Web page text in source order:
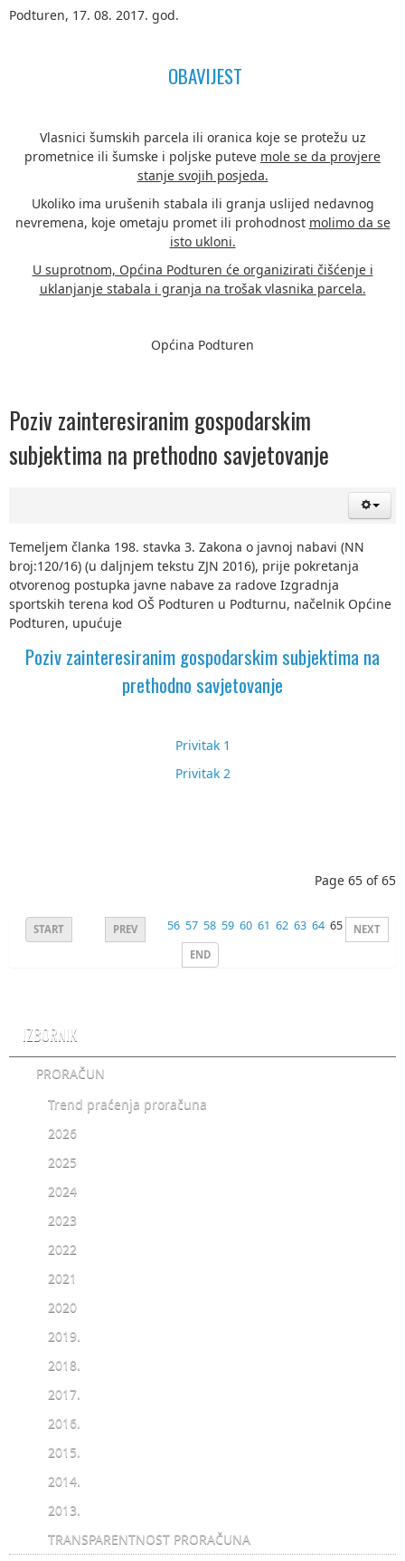
Podturen, 17. 08. 2017. god.
OBAVIJEST
Vlasnici šumskih parcela ili oranica koje se protežu uz
prometnice ili šumske i poljske puteve mole se da provjere
stanje svojih posjeda.
Ukoliko ima urušenih stabala ili granja uslijed nedavnog
nevremena, koje ometaju promet ili prohodnost molimo da se
isto ukloni.
U suprotnom, Općina Podturen će organizirati čišćenje i
uklanjanje stabala i granja na trošak vlasnika parcela.
Općina Podturen
Poziv zainteresiranim gospodarskim
subjektima na prethodno savjetovanje
Temeljem članka 198. stavka 3. Zakona o javnoj nabavi (NN
broj:120/16) (u daljnjem tekstu ZJN 2016), prije pokretanja
otvorenog postupka javne nabave za radove Izgradnja
sportskih terena kod OŠ Podturen u Podturnu, načelnik Općine
Podturen, upućuje
Poziv zainteresiranim gospodarskim subjektima na
prethodno savjetovanje
Privitak 1
Privitak 2
Page 65 of 65
START PREV 56 57 58 59 60 61 62 63 64 65
NEXT
END
IZBORNIK
PRORAČUN
Trend praćenja proračuna
2026
2025
2024
2023
2022
2021
2020
2019.
2018.
2017.
2016.
2015.
2014.
2013.
TRANSPARENTNOST PRORAČUNA